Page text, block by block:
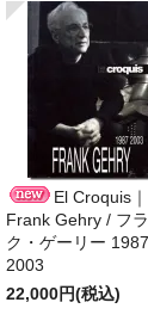
El Croquis｜
Frank Gehry / フ
ク・ゲーリー
2003
22,000円(税込)